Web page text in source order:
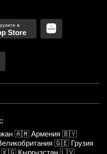
Store
🇦🇲 Армения 🇧🇾
🇬🇪 Грузия
🇰🇬 Кыргызстан 🇱🇻